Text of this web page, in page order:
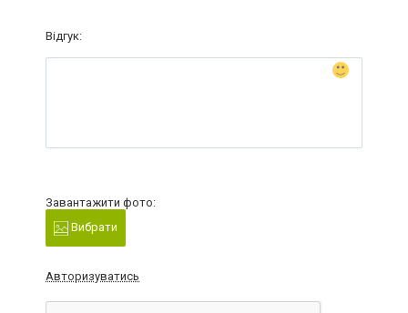
Відгук:
Завантажити фото:
Вибрати
Авторизуватись